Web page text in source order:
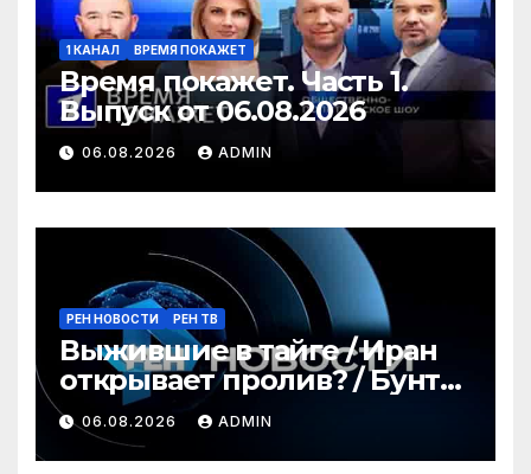
1 КАНАЛ ВРЕМЯ ПОКАЖЕТ
Время покажет. Часть 1.
Выпуск от 06.08.2026
06.08.2026 ADMIN
РЕН НОВОСТИ РЕН ТВ
Выжившие в тайге / Иран
открывает пролив? / Бунт
водителей / РЕН Новости
12:30, 06.08.2026
06.08.2026 ADMIN